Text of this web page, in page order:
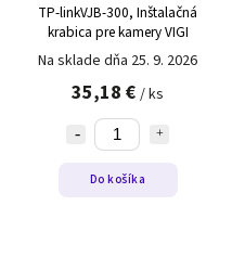
TP-linkVJB-300, Inštalačná
krabica pre kamery VIGI
Na sklade dňa 25. 9. 2026
35,18 € / ks
Do košíka